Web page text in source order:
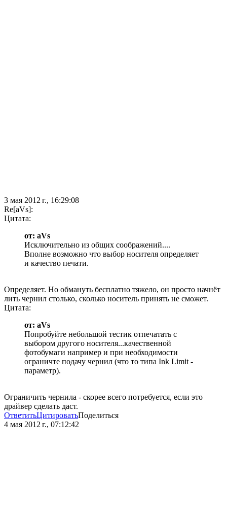
3 мая 2012 г., 16:29:08
Re[aVs]:
Цитата:
от: aVs
Исключительно из общих соображений....
Вполне возможно что выбор носителя определяет
и качество печати.
Определяет. Но обмануть бесплатно тяжело, он просто начнёт
лить чернил столько, сколько носитель принять не сможет.
Цитата:
от: aVs
Попробуйте небольшой тестик отпечатать с
выбором другого носителя...качественной
фотобумаги например и при необходимости
ограничте подачу чернил (что то типа Ink Limit -
параметр).
Ограничить чернила - скорее всего потребуется, если это
драйвер сделать даст.
ОтветитьЦитироватьПоделиться
4 мая 2012 г., 07:12:42